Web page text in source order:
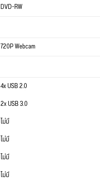
DVD-RW
720P Webcam
4x USB 2.0
2x USB 3.0
ไม่มี
ไม่มี
ไม่มี
ไม่มี